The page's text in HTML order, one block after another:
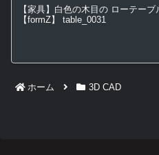
【家具】白色の木目の ローテーブ
【formZ】 table_0031
ホーム 3D CAD